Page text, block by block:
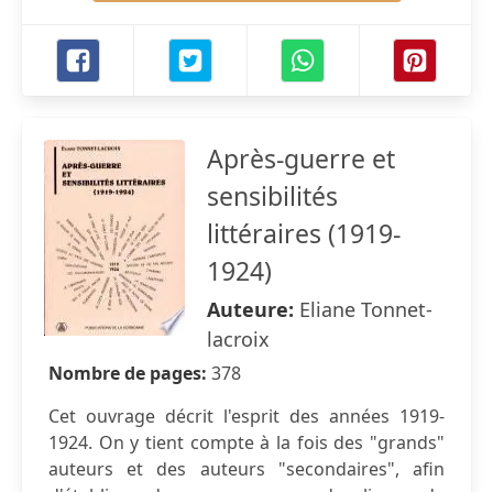
Après-guerre et
sensibilités
littéraires (1919-
1924)
Auteure: Eliane Tonnet-
lacroix
Nombre de pages: 378
Cet ouvrage décrit l'esprit des années 1919-
1924. On y tient compte à la fois des "grands"
auteurs et des auteurs "secondaires", afin